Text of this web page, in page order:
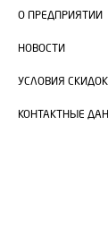
О ПРЕДПРИЯТИИ
НОВОСТИ
УСЛОВИЯ
КОНТАКТНЫЕ